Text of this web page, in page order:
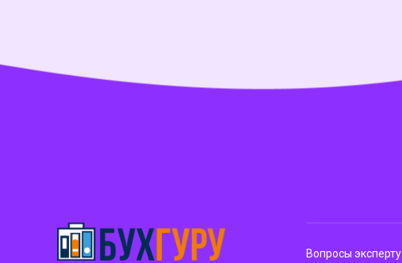
Вопросы эксперту